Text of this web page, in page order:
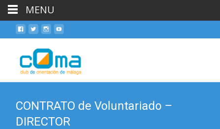
CONTRATO de Voluntariado –
DIRECTOR
MENU